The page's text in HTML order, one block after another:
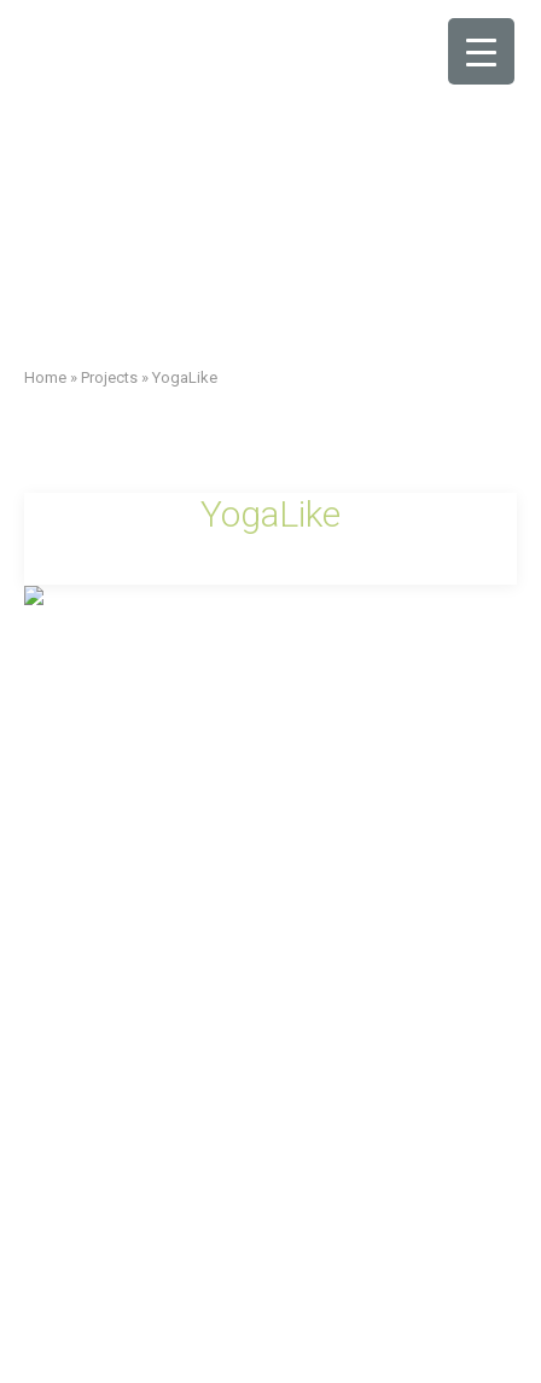
Home » Projects » YogaLike
YogaLike